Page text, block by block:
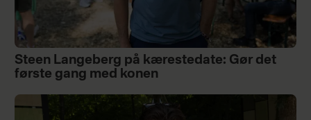
Steen Langeberg på kærestedate: Gør det
første gang med konen